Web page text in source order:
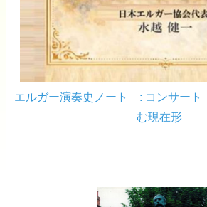
エルガー演奏史ノート : コンサート
む現在形